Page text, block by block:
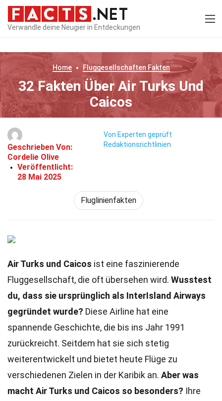
Verwandle deine Neugier in Entdeckungen
Home Fluggesellschaften Fakten
32 Fakten Über Air Turks Und
Caicos
Geschrieben Von:
Cordelie Olive
Veröffentlicht:
28 Mai 2025
Von Experten geprüft
Redaktionsrichtlinien
Fluglinienfakten
Air Turks und Caicos ist eine faszinierende
Fluggesellschaft, die oft übersehen wird. Wusstest
du, dass sie ursprünglich als InterIsland Airways
gegründet wurde? Diese Airline hat eine
spannende Geschichte, die bis ins Jahr 1991
zurückreicht. Seitdem hat sie sich stetig
weiterentwickelt und bietet heute Flüge zu
verschiedenen Zielen in der Karibik an. Aber was
macht Air Turks und Caicos so besonders? Ihre